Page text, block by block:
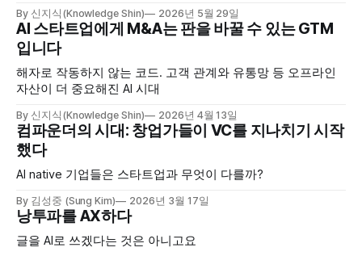
By 신지식(Knowledge Shin) 2026년 5월 29일
AI 스타트업에게 M&A는 판을 바꿀 수 있는 GTM
입니다
해자로 작동하지 않는 코드. 고객 관계와 유통망 등 오프라인
자산이 더 중요해진 AI 시대
By 신지식(Knowledge Shin) 2026년 4월 13일
컴파운더의 시대: 창업가들이 VC를 지나치기 시작
했다
AI native 기업들은 스타트업과 무엇이 다를까?
By 김성중 (Sung Kim) 2026년 3월 17일
낭투파를 AX하다
글을 AI로 쓰겠다는 것은 아니고요